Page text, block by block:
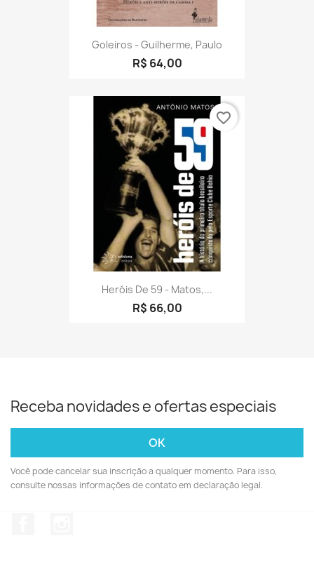
Goleiros - Guilherme, Paulo
R$ 64,00
Heróis De 59 - Matos,...
R$ 66,00
favorite_border
Receba novidades e ofertas especiais
Você pode cancelar sua inscrição a qualquer momento. Para isso,
consulte nossas informações de contato em declaração legal.